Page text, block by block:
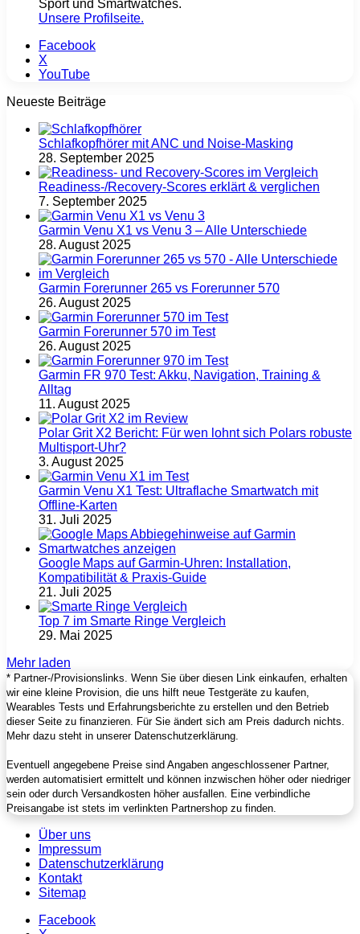
Sport und Smartwatches.
Unsere Profilseite.
Facebook
X
YouTube
Neueste Beiträge
Schlafkopfhörer mit ANC und Noise-Masking
28. September 2025
Readiness-/Recovery-Scores erklärt & verglichen
7. September 2025
Garmin Venu X1 vs Venu 3 – Alle Unterschiede
28. August 2025
Garmin Forerunner 265 vs Forerunner 570
26. August 2025
Garmin Forerunner 570 im Test
26. August 2025
Garmin FR 970 Test: Akku, Navigation, Training &
Alltag
11. August 2025
Polar Grit X2 Bericht: Für wen lohnt sich Polars robuste
Multisport‑Uhr?
3. August 2025
Garmin Venu X1 Test: Ultraflache Smartwatch mit
Offline-Karten
31. Juli 2025
Google Maps auf Garmin‑Uhren: Installation,
Kompatibilität & Praxis‑Guide
21. Juli 2025
Top 7 im Smarte Ringe Vergleich
29. Mai 2025
Mehr laden
* Partner-/Provisionslinks. Wenn Sie über diesen Link einkaufen, erhalten
wir eine kleine Provision, die uns hilft neue Testgeräte zu kaufen,
Wearables Tests und Erfahrungsberichte zu erstellen und den Betrieb
dieser Seite zu finanzieren. Für Sie ändert sich am Preis dadurch nichts.
Mehr dazu steht in unserer Datenschutzerklärung.
Eventuell angegebene Preise sind Angaben angeschlossener Partner,
werden automatisiert ermittelt und können inzwischen höher oder niedriger
sein oder durch Versandkosten höher ausfallen. Eine verbindliche
Preisangabe ist stets im verlinkten Partnershop zu finden.
Über uns
Impressum
Datenschutzerklärung
Kontakt
Sitemap
Facebook